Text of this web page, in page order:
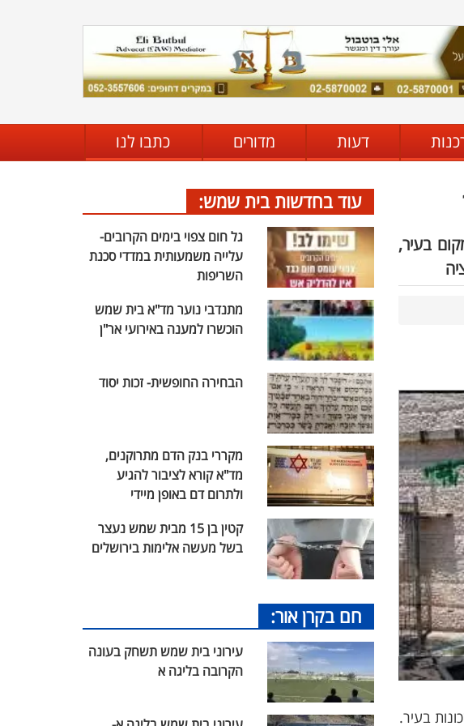
דעות מדורים כתבו לנו
בעיר,
בעיר.
עוד בחדשות בית שמש:
גל חום צפוי בימים הקרובים-
עלייה משמעותית במדדי סכנת
השריפות
מתנדבי נוער מד"א בית שמש
הוכשרו למענה באירועי אר"ן
הבחירה החופשית- זכות יסוד
מקררי בנק הדם מתרוקנים,
מד"א קורא לציבור להגיע
ולתרום דם באופן מיידי
קטין בן 15 מבית שמש נעצר
בשל מעשה אלימות בירושלים
חם בקרן אור:
עירוני בית שמש תשחק בעונה
הקרובה בליגה א